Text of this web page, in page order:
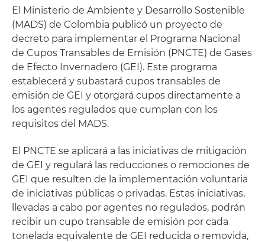
El Ministerio de Ambiente y Desarrollo Sostenible
(MADS) de Colombia publicó un proyecto de
decreto para implementar el Programa Nacional
de Cupos Transables de Emisión (PNCTE) de Gases
de Efecto Invernadero (GEI). Este programa
establecerá y subastará cupos transables de
emisión de GEI y otorgará cupos directamente a
los agentes regulados que cumplan con los
requisitos del MADS.
El PNCTE se aplicará a las iniciativas de mitigación
de GEI y regulará las reducciones o remociones de
GEI que resulten de la implementación voluntaria
de iniciativas públicas o privadas. Estas iniciativas,
llevadas a cabo por agentes no regulados, podrán
recibir un cupo transable de emisión por cada
tonelada equivalente de GEI reducida o removida,